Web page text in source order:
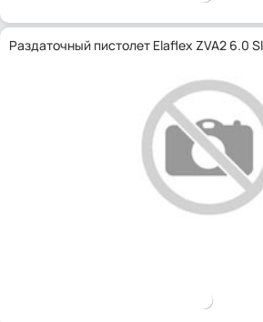
Раздаточный пистолет Elaflex ZVA2 6.0